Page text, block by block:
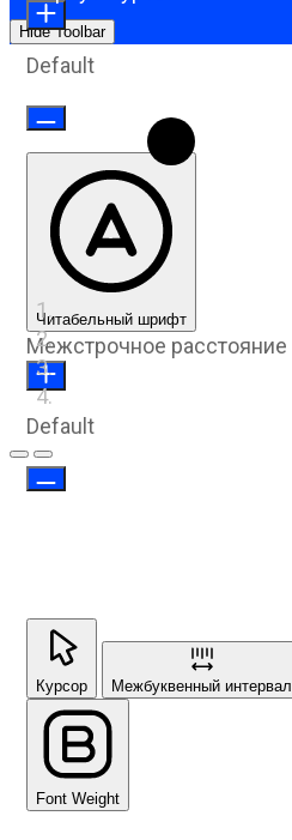
Предыдущий слайд
Следующий слайд
Hide Toolbar
Default
Читабельный шрифт
Межстрочное расстояние
Default
Курсор Межбуквенный интервал
Font Weight